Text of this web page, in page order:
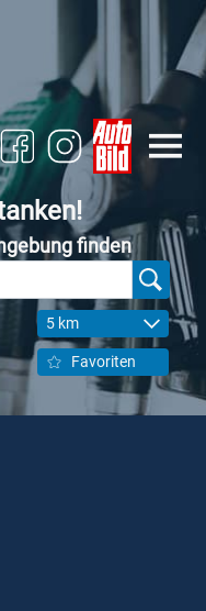
finden
5 km
Favoriten